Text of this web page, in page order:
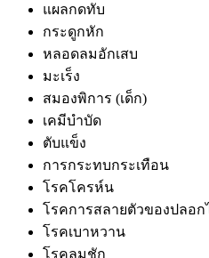
แผลกดทับ
กระดูกหัก
หลอดลมอักเสบ
มะเร็ง
สมองพิการ (เด็ก)
เคมีบำบัด
ตับแข็ง
การกระทบกระเทือน
โรคโครห์น
โรคการสลายตัวของปลอ
โรคเบาหวาน
โรคลมชัก